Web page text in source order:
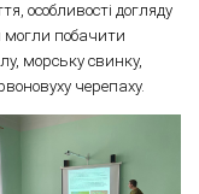
особливості догляду
могли побачити
морську свинку,
черепаху.